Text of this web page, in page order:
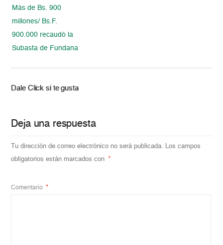
Más de Bs. 900
millones/ Bs.F.
900.000 recaudó la
Subasta de Fundana
Dale Click si te gusta
Deja una respuesta
Tu dirección de correo electrónico no será publicada. Los campos
obligatorios están marcados con *
Comentario *